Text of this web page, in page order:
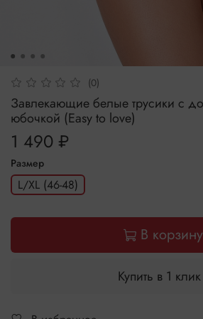
(0)
Завлекающие белые трусики с
юбочкой (Easy to love)
1 490 ₽
Размер
L/XL (46-48)
В корзину
Купить в 1 клик